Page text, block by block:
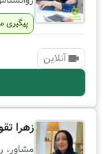
پیگیری
آنلاین
زهرا
مشاور،